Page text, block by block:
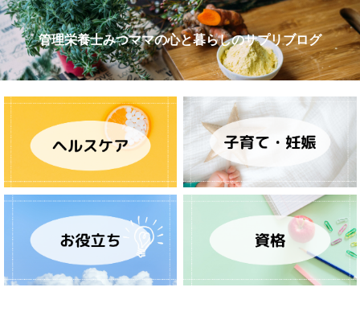
管理栄養士みつママの心と暮らしのサプリブログ